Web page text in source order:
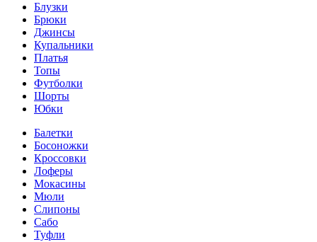
Блузки
Брюки
Джинсы
Купальники
Платья
Топы
Футболки
Шорты
Юбки
Балетки
Босоножки
Кроссовки
Лоферы
Мокасины
Мюли
Слипоны
Сабо
Туфли